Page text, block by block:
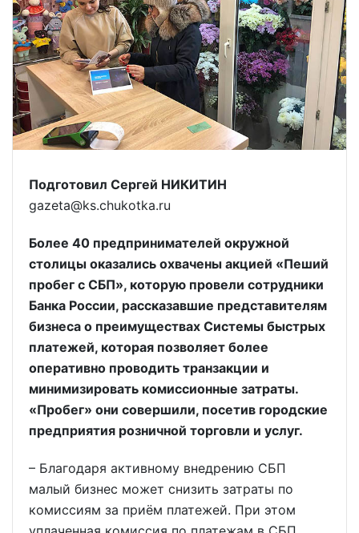
Подготовил Сергей НИКИТИН
gazeta@ks.chukotka.ru
Более 40 предпринимателей окружной
столицы оказались охвачены акцией «Пеший
пробег с СБП», которую провели сотрудники
Банка России, рассказавшие представителям
бизнеса о преимуществах Системы быстрых
платежей, которая позволяет более
оперативно проводить транзакции и
минимизировать комиссионные затраты.
«Пробег» они совершили, посетив городские
предприятия розничной торговли и услуг.
– Благодаря активному внедрению СБП
малый бизнес может снизить затраты по
комиссиям за приём платежей. При этом